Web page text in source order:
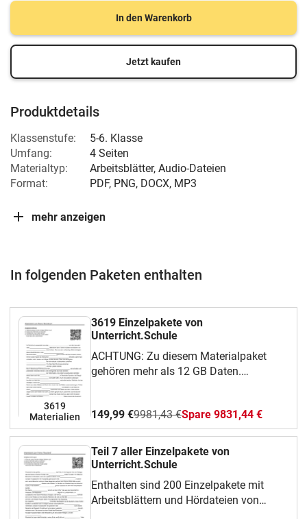
In den Warenkorb
Jetzt kaufen
Produktdetails
Klassenstufe:
5-6. Klasse
Umfang:
4 Seiten
Materialtyp:
Arbeitsblätter, Audio-Dateien
Format:
PDF, PNG, DOCX, MP3
mehr anzeigen
In folgenden Paketen enthalten
3619
Materialien
3619 Einzelpakete von
Unterricht.Schule
ACHTUNG: Zu diesem Materialpaket
gehören mehr als 12 GB Daten.
Hördateien kann es zu Problemen und
langen Wartezeiten beim
Sammeldownload kommen. Deshalb
empfehle ich unbedingt die Verwendung
Alternativ können alle erworbenen
Einzelpakete unter dem Menüpunkt
149,99 €9981,43 €Spare 9831,44 €
Teil 7 aller Einzelpakete von
Unterricht.Schule
Enthalten sind 200 Einzelpakete mit
Arbeitsblättern und Hördateien von